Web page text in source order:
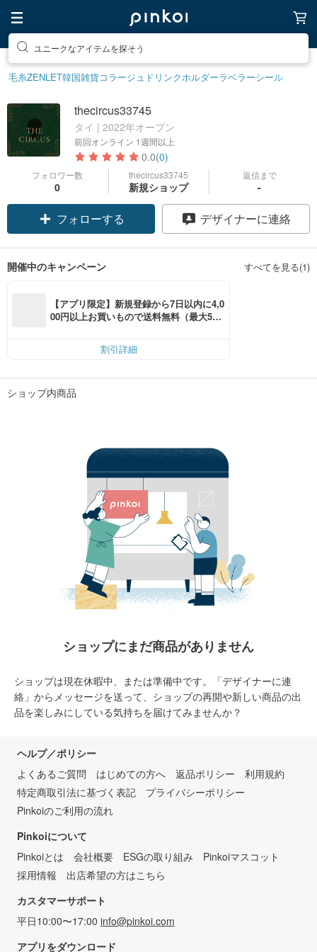
ユニークなアイテムを探そう
毛糸ZENLET韓国雑貨コラージュ ドリンクホルダーラベラーシール
thecircus33745
タイ | 2022年オープン
前回オンライン 1週間以上
0.0(0)
フォロワー数
0
thecircus33745
新規ショップ
返信まで
-
フォローする デザイナーに連絡
開催中のキャンペーン すべてを見る(1)
【アプリ限定】新規登録から7日以内に4,0
00円以上お買いもので送料無料（最大500
割引詳細
ショップ内商品
ショップにまだ商品がありません
ショップは現在休暇中、または準備中です。「デザイナーに連
絡」からメッセージを送って、ショップの再開や新しい商品の出
品を楽しみにしている気持ちを届けてみませんか？
ヘルプ／ポリシー
よくあるご質問
はじめての方へ 返品ポリシー
利用規約
特定商取引法に基づく表記
プライバシーポリシー
Pinkoiのご利用の流れ
Pinkoiについて
Pinkoiとは
会社概要 ESGの取り組み
Pinkoiマスコット
採用情報
出店希望の方はこちら
カスタマーサポート
平日10:00〜17:00 info@pinkoi.com
アプリをダウンロード